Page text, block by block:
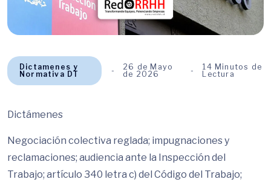
Dictamenes y
Normativa DT
26 de Mayo
de 2026
14 Minutos de
Lectura
Dictámenes
Negociación colectiva reglada; impugnaciones y
reclamaciones; audiencia ante la Inspección del
Trabajo; artículo 340 letra c) del Código del Trabajo;